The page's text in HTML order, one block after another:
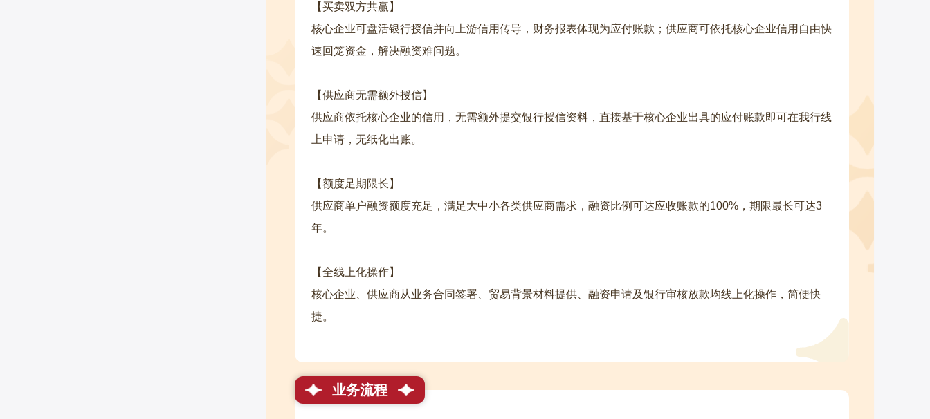
【买卖双方共赢】
核心企业可盘活银行授信并向上游信用传导，财务报表体现为应付账款；供应商可依托核心企业信用自由快
速回笼资金，解决融资难问题。
【供应商无需额外授信】
供应商依托核心企业的信用，无需额外提交银行授信资料，直接基于核心企业出具的应付账款即可在我行线
上申请，无纸化出账。
【额度足期限长】
供应商单户融资额度充足，满足大中小各类供应商需求，融资比例可达应收账款的100%，期限最长可达3
年。
【全线上化操作】
核心企业、供应商从业务合同签署、贸易背景材料提供、融资申请及银行审核放款均线上化操作，简便快
捷。
业务流程